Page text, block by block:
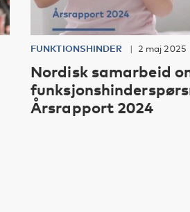
FUNKTIONSHINDER 2 maj 2025
Nordisk samarbeid
Årsrapport 2024